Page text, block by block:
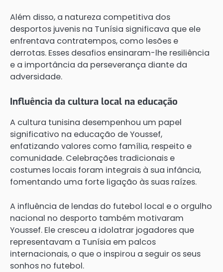
Além disso, a natureza competitiva dos
desportos juvenis na Tunísia significava que ele
enfrentava contratempos, como lesões e
derrotas. Esses desafios ensinaram-lhe resiliência
e a importância da perseverança diante da
adversidade.
Influência da cultura local na educação
A cultura tunisina desempenhou um papel
significativo na educação de Youssef,
enfatizando valores como família, respeito e
comunidade. Celebrações tradicionais e
costumes locais foram integrais à sua infância,
fomentando uma forte ligação às suas raízes.
A influência de lendas do futebol local e o orgulho
nacional no desporto também motivaram
Youssef. Ele cresceu a idolatrar jogadores que
representavam a Tunísia em palcos
internacionais, o que o inspirou a seguir os seus
sonhos no futebol.